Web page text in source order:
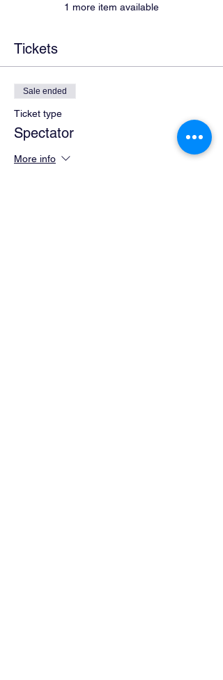
1 more item available
Tickets
Sale ended
Ticket type
Spectator
More info